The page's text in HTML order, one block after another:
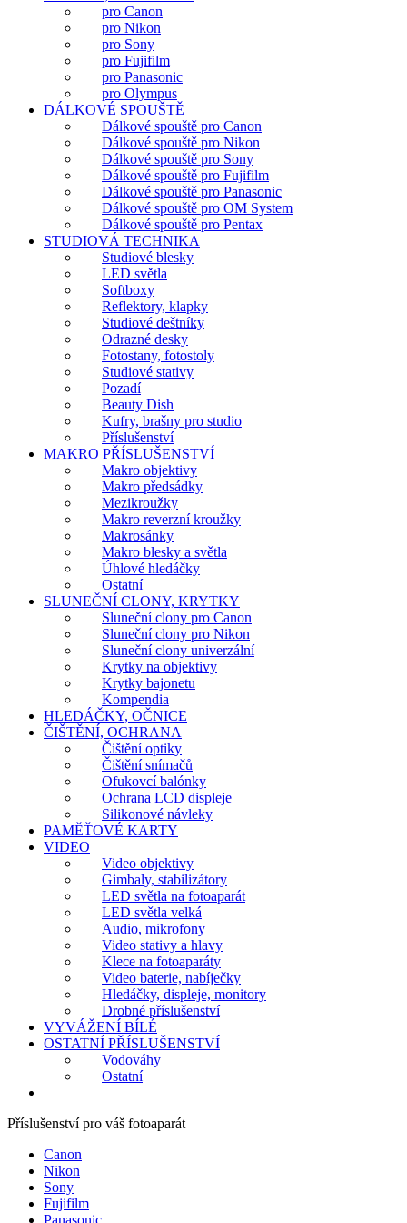
pro Canon
pro Nikon
pro Sony
pro Fujifilm
pro Panasonic
pro Olympus
DÁLKOVÉ SPOUŠTĚ
Dálkové spouště pro Canon
Dálkové spouště pro Nikon
Dálkové spouště pro Sony
Dálkové spouště pro Fujifilm
Dálkové spouště pro Panasonic
Dálkové spouště pro OM System
Dálkové spouště pro Pentax
STUDIOVÁ TECHNIKA
Studiové blesky
LED světla
Softboxy
Reflektory, klapky
Studiové deštníky
Odrazné desky
Fotostany, fotostoly
Studiové stativy
Pozadí
Beauty Dish
Kufry, brašny pro studio
Příslušenství
MAKRO PŘÍSLUŠENSTVÍ
Makro objektivy
Makro předsádky
Mezikroužky
Makro reverzní kroužky
Makrosánky
Makro blesky a světla
Úhlové hledáčky
Ostatní
SLUNEČNÍ CLONY, KRYTKY
Sluneční clony pro Canon
Sluneční clony pro Nikon
Sluneční clony univerzální
Krytky na objektivy
Krytky bajonetu
Kompendia
HLEDÁČKY, OČNICE
ČIŠTĚNÍ, OCHRANA
Čištění optiky
Čištění snímačů
Ofukovcí balónky
Ochrana LCD displeje
Silikonové návleky
PAMĚŤOVÉ KARTY
VIDEO
Video objektivy
Gimbaly, stabilizátory
LED světla na fotoaparát
LED světla velká
Audio, mikrofony
Video stativy a hlavy
Klece na fotoaparáty
Video baterie, nabíječky
Hledáčky, displeje, monitory
Drobné příslušenství
VYVÁŽENÍ BÍLÉ
OSTATNÍ PŘÍSLUŠENSTVÍ
Vodováhy
Ostatní
Příslušenství pro váš fotoaparát
Canon
Nikon
Sony
Fujifilm
Panasonic